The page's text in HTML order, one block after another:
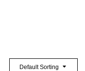
Default Sorting